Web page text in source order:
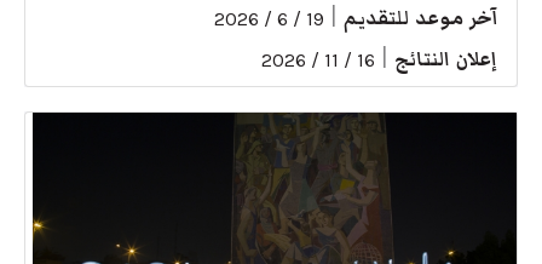
آخر موعد للتقديم 19 / 6 / 2026
إعلان النتائج 16 / 11 / 2026